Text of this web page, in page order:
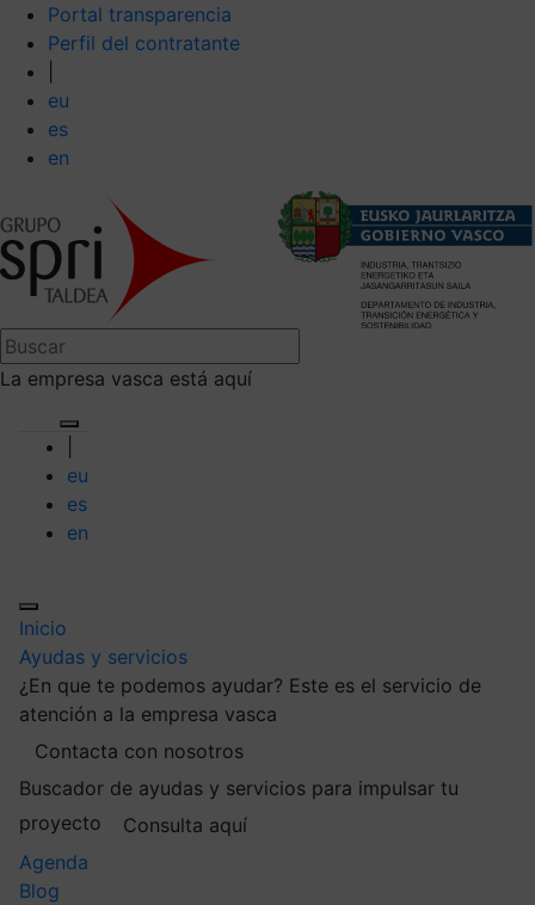
Portal transparencia
Perfil del contratante
eu
es
en
La empresa vasca está aquí
eu
es
en
Inicio
Ayudas y servicios
¿En que te podemos ayudar? Este es el servicio de
atención a la empresa vasca
Contacta con nosotros
Buscador de ayudas y servicios para impulsar tu
proyecto
Consulta aquí
Agenda
Blog